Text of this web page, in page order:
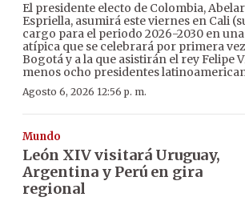
El presidente electo de Colombia,
Espriella, asumirá este viernes en Cali
cargo para el periodo 2026-2030 en
atípica que se celebrará por primera
Bogotá y a la que asistirán el rey Felipe
menos ocho presidentes
Agosto 6, 2026 12:56 p. m.
Mundo
León XIV visitará Uruguay,
Argentina y Perú en gira
regional